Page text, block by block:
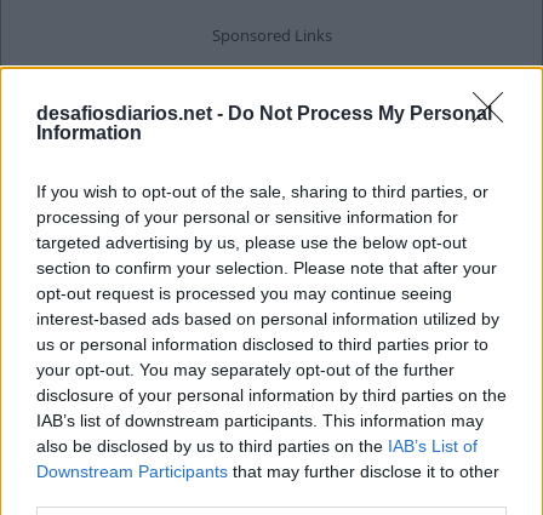
desafiosdiarios.net - Do Not Process My Personal
Information
If you wish to opt-out of the sale, sharing to third parties, or
processing of your personal or sensitive information for
targeted advertising by us, please use the below opt-out
section to confirm your selection. Please note that after your
opt-out request is processed you may continue seeing
interest-based ads based on personal information utilized by
us or personal information disclosed to third parties prior to
your opt-out. You may separately opt-out of the further
disclosure of your personal information by third parties on the
IAB’s list of downstream participants. This information may
also be disclosed by us to third parties on the IAB’s List of
Downstream Participants that may further disclose it to other